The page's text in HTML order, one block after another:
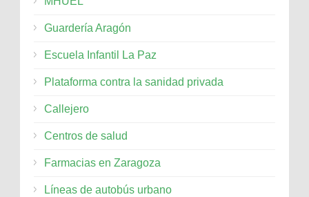
Guardería Aragón
Escuela Infantil La Paz
Plataforma contra la sanidad privada
Callejero
Centros de salud
Farmacias en Zaragoza
Líneas de autobús urbano